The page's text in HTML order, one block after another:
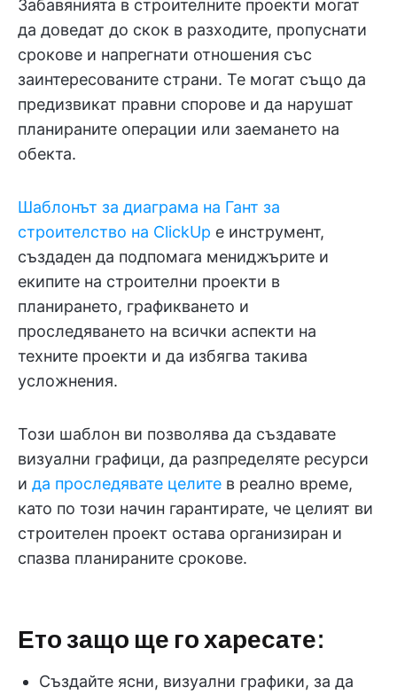
Забавянията в строителните проекти могат
да доведат до скок в разходите, пропуснати
срокове и напрегнати отношения със
заинтересованите страни. Те могат също да
предизвикат правни спорове и да нарушат
планираните операции или заемането на
обекта.
Шаблонът за диаграма на Гант за
строителство на ClickUp е инструмент,
създаден да подпомага мениджърите и
екипите на строителни проекти в
планирането, графикването и
проследяването на всички аспекти на
техните проекти и да избягва такива
усложнения.
Този шаблон ви позволява да създавате
визуални графици, да разпределяте ресурси
и да проследявате целите в реално време,
като по този начин гарантирате, че целият ви
строителен проект остава организиран и
спазва планираните срокове.
Ето защо ще го харесате:
Създайте ясни, визуални графики, за да